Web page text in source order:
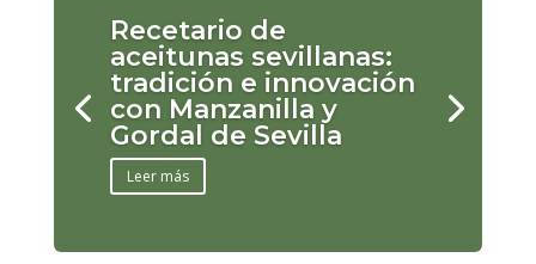
Recetario de
aceitunas sevillanas:
tradición e innovación
con Manzanilla y
Gordal de Sevilla
Leer más